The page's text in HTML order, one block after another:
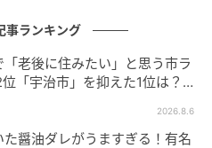
事ランキング
「老後に住みたい」と思う市ラ
「宇治市」を抑えた1位は？
2026.8.6
た醤油ダレがうますぎる！有名